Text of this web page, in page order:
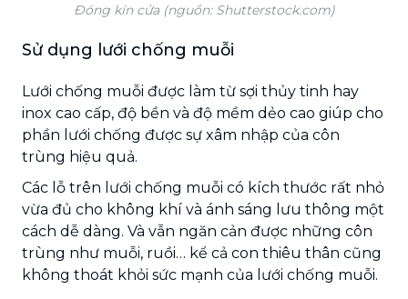
Đóng kín cửa (nguồn: Shutterstock.com)
Sử dụng lưới chống muỗi
Lưới chống muỗi được làm từ sợi thủy tinh hay
inox cao cấp, độ bền và độ mềm dẻo cao giúp cho
phần lưới chống được sự xâm nhập của côn
trùng hiệu quả.
Các lỗ trên lưới chống muỗi có kích thước rất nhỏ
vừa đủ cho không khí và ánh sáng lưu thông một
cách dễ dàng. Và vẫn ngăn cản được những côn
trùng như muỗi, ruồi… kể cả con thiêu thân cũng
không thoát khỏi sức mạnh của lưới chống muỗi.